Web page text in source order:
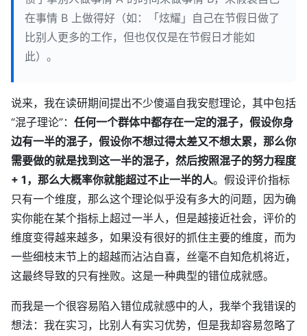
在事情 B 上做得好（如：「炫耀」自己在节假日做了
比别人更多的工作，但也仅仅是在节假日才能如
此）。
说来，我在读研期间提出不少傻逼自我安慰理论，其中包括
“混子理论”： 任何一个群体中都存在一定的混子，假设你身
边有一半的混子，假设你不想过得太差又不想太累，那么你
需要做的就是找到这一半的混子，然后按照混子的努力程度
+ 1，那么大概率你就能超过不止一半的人。假设评价指标
只有一个维度，那么这个理论似乎没有多大的问题，因为确
实你能在某个指标上超过一半人，但是越接近社会，评价的
维度变得越来越多，如果没有很好的抓住主要的维度，而为
一些细枝末节上的超越而沾沾自喜，丝毫不自知危机将近，
这最终导致的只有挫败。这是一种典型的错位成就感。
而我是一个很容易陷入错位成就感中的人，我举个我错误的
想法：我在实习，比别人有实习优势，但是我却容易忽略了